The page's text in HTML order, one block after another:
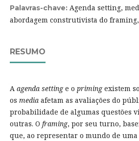
Palavras-chave: Agenda setting,
abordagem construtivista do
RESUMO
A agenda settinge o primingexistem
os media afetam as avaliações do
probabilidade de algumas questões
outras. O framing, por seu turno,
que, ao representar o mundo de